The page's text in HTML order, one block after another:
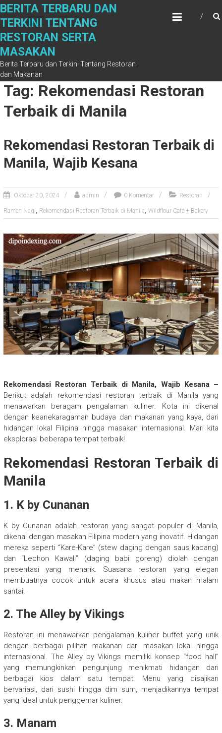
Skip
content
BERITA TERBARU DAN
TERKINI TENTANG
RESTORAN SERTA
MASAKAN
Berita Terbaru dan Terkini Tentang Restoran
dan Makanan
Tag: Rekomendasi Restoran
Terbaik di Manila
Rekomendasi Restoran Terbaik di
Manila, Wajib Kesana
Oktober 20, 2024 admin 0 Komentar Restoran
Ramen Nagi, Rekomendasi Restoran Terbaik di Manila, Wildflour Café + Bakery
Rekomendasi Restoran Terbaik di Manila, Wajib Kesana –
Berikut adalah rekomendasi restoran terbaik di Manila yang
menawarkan beragam pengalaman kuliner. Kota ini dikenal
dengan keanekaragaman budaya dan makanan yang kaya, dari
hidangan lokal Filipina hingga masakan internasional. Mari kita
eksplorasi beberapa tempat terbaik!
Rekomendasi Restoran Terbaik di
Manila
1. K by Cunanan
K by Cunanan adalah restoran yang sangat populer di Manila,
dikenal dengan masakan Filipina modern yang inovatif. Hidangan
mereka seperti “Kare-Kare” (stew daging dengan saus kacang)
dan “Lechon Kawali” (daging babi goreng) diolah dengan
presentasi yang menarik. Suasana restoran yang elegan
membuatnya cocok untuk acara khusus atau makan malam
santai.
2. The Alley by Vikings
Restoran ini menawarkan pengalaman kuliner buffet yang unik
dengan berbagai pilihan makanan dari masakan lokal hingga
internasional. The Alley by Vikings memiliki konsep “food hall”
yang memungkinkan pengunjung menikmati hidangan dari
berbagai kios dalam satu tempat. Menu yang disajikan
bervariasi, dari sushi hingga dim sum, menjadikannya tempat
yang ideal untuk penggemar kuliner.
3. Manam